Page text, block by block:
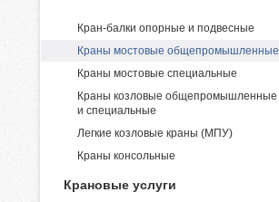
Кран-балки опорные и подвесные
Краны мостовые общепромышленные
Краны мостовые специальные
Краны козловые общепромышленные
и специальные
Легкие козловые краны (МПУ)
Краны консольные
Крановые услуги